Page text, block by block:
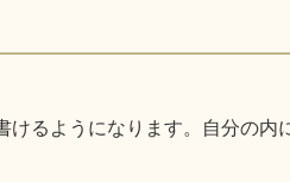
るようになります。自分の内